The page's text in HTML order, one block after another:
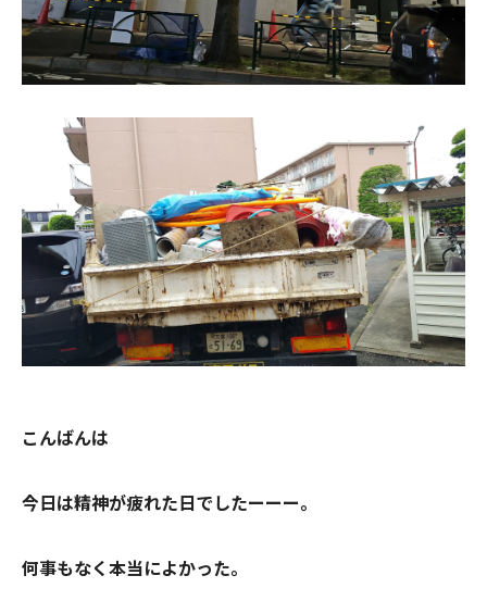
こんばんは
今日は精神が疲れた日でしたーーー。
何事もなく本当によかった。